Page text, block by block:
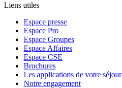
Liens utiles
Espace presse
Espace Pro
Espace Groupes
Espace Affaires
Espace CSE
Brochures
Les applications de votre séjour
Notre engagement